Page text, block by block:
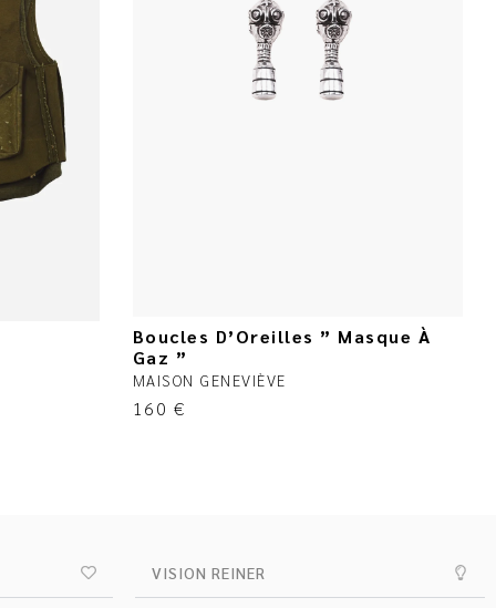
Boucles D’Oreilles ” Masque À
Gaz ”
MAISON GENEVIÈVE
160 €
VISION REINER